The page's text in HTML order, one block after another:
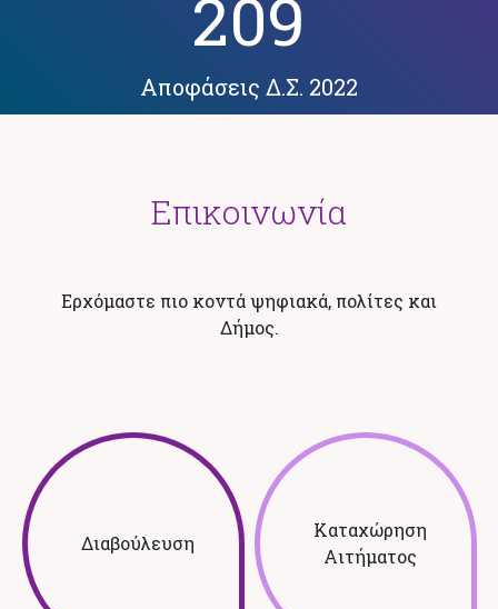
209
Αποφάσεις Δ.Σ. 2022
Επικοινωνία
Ερχόμαστε πιο κοντά ψηφιακά, πολίτες και
Δήμος.
Διαβούλευση
Καταχώρηση
Αιτήματος